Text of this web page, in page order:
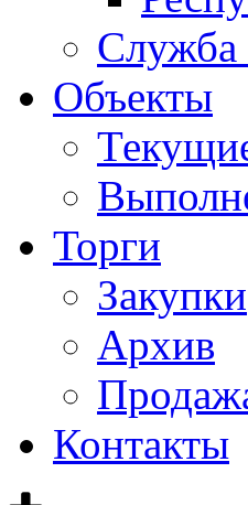
Служба
Объекты
Торги
Закупки
Архив
Контакты